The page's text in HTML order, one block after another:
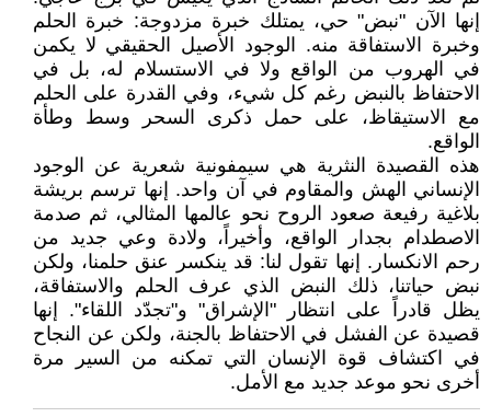
إنها الآن "نبض" حي، يمتلك خبرة مزدوجة: خبرة الحلم
وخبرة الاستفاقة منه. الوجود الأصيل الحقيقي لا يكمن
في الهروب من الواقع ولا في الاستسلام له، بل في
الاحتفاظ بالنبض رغم كل شيء، وفي القدرة على الحلم
مع الاستيقاظ، على حمل ذكرى السحر وسط وطأة
الواقع.
هذه القصيدة النثرية هي سيمفونية شعرية عن الوجود
الإنساني الهش والمقاوم في آن واحد. إنها ترسم بريشة
بلاغية رفيعة صعود الروح نحو عالمها المثالي، ثم صدمة
الاصطدام بجدار الواقع، وأخيراً، ولادة وعي جديد من
رحم الانكسار. إنها تقول لنا: قد ينكسر عنق حلمنا، ولكن
نبض حياتنا، ذلك النبض الذي عرف الحلم والاستفاقة،
يظل قادراً على انتظار "الإشراق" و"تجدّد اللقاء". إنها
قصيدة عن الفشل في الاحتفاظ بالجنة، ولكن عن النجاح
في اكتشاف قوة الإنسان التي تمكنه من السير مرة
أخرى نحو موعد جديد مع الأمل.